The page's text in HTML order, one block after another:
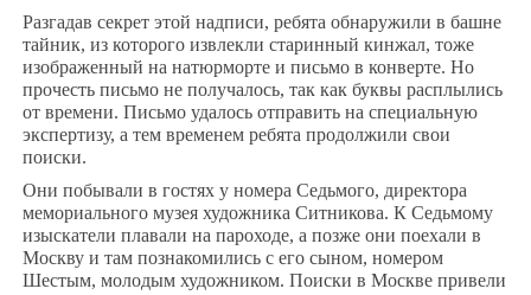
Разгадав секрет этой надписи, ребята обнаружили в башне
тайник, из которого извлекли старинный кинжал, тоже
изображенный на натюрморте и письмо в конверте. Но
прочесть письмо не получалось, так как буквы расплылись
от времени. Письмо удалось отправить на специальную
экспертизу, а тем временем ребята продолжили свои
поиски.
Они побывали в гостях у номера Седьмого, директора
мемориального музея художника Ситникова. К Седьмому
изыскатели плавали на пароходе, а позже они поехали в
Москву и там познакомились с его сыном, номером
Шестым, молодым художником. Поиски в Москве привели